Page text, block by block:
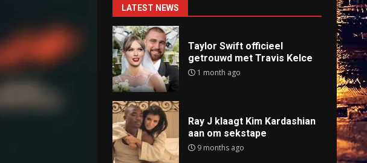
LATEST NEWS
Taylor Swift officieel
getrouwd met Travis Kelce
1 month ago
Ray J klaagt Kim Kardashian
aan om sekstape
9 months ago